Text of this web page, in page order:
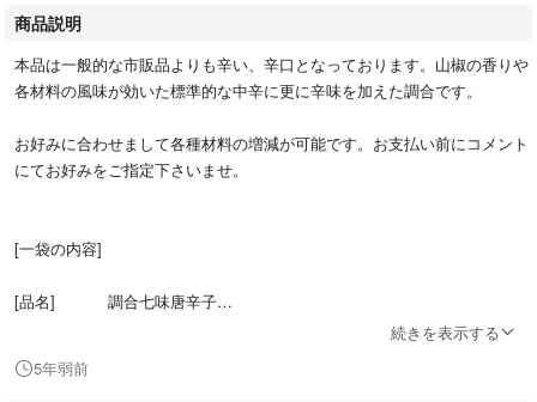
商品説明
本品は一般的な市販品よりも辛い、辛口となっております。山椒の香りや
各材料の風味が効いた標準的な中辛に更に辛味を加えた調合です。
お好みに合わせまして各種材料の増減が可能です。お支払い前にコメント
にてお好みをご指定下さいませ。
[一袋の内容]
[品名] 調合七味唐辛子
[材料] 唐辛子、陳皮、青海苔、白ごま
続きを表示する
5年弱前